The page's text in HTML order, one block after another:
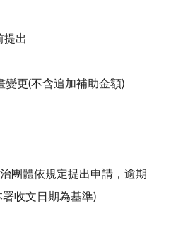
出
更(不含追加補助金額)
團體依規定提出申請，逾期
署收文日期為基準)